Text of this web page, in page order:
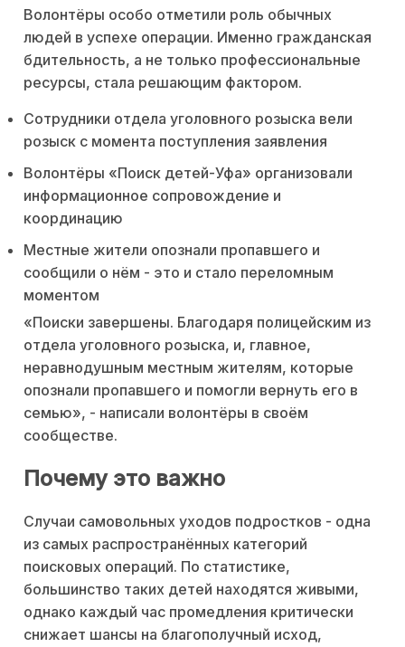
Волонтёры особо отметили роль обычных
людей в успехе операции. Именно гражданская
бдительность, а не только профессиональные
ресурсы, стала решающим фактором.
Сотрудники отдела уголовного розыска вели
розыск с момента поступления заявления
Волонтёры «Поиск детей-Уфа» организовали
информационное сопровождение и
координацию
Местные жители опознали пропавшего и
сообщили о нём - это и стало переломным
моментом
«Поиски завершены. Благодаря полицейским из
отдела уголовного розыска, и, главное,
неравнодушным местным жителям, которые
опознали пропавшего и помогли вернуть его в
семью», - написали волонтёры в своём
сообществе.
Почему это важно
Случаи самовольных уходов подростков - одна
из самых распространённых категорий
поисковых операций. По статистике,
большинство таких детей находятся живыми,
однако каждый час промедления критически
снижает шансы на благополучный исход,